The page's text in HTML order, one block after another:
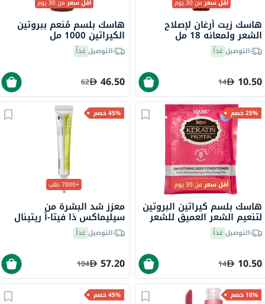
أقل سعرمن 30 يوم
هاسك زيت أرغان لإصلاح
الشعر ولمعانه 18 مل
التوصيلغداً
10.50
14
أقل سعرمن 30 يوم
هاسك بلسم مُنعم ببروتين
الكيراتين 1000 مل
التوصيلغداً
46.50
62
25% خصم
أقل سعرمن 30 يوم
هاسك بلسم كيراتين البروتين
لتنعيم الشعر العميق للشعر
الضعيف والتالف 50 جرام
التوصيلغداً
10.50
14
45% خصم
+7000 طلب
معزز شد البشرة من
سيليماكس ذا فيتا-أ ريتينال
شوت، 15 مل
التوصيلغداً
57.20
104
10% خصم 45% خصم